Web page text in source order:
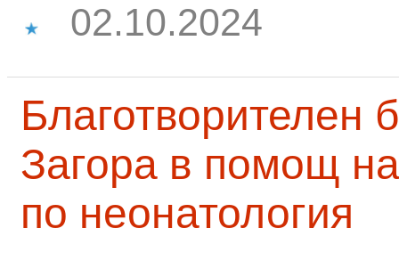
02.10.2024
Благотворителен
Загора в помощ
по неонатология